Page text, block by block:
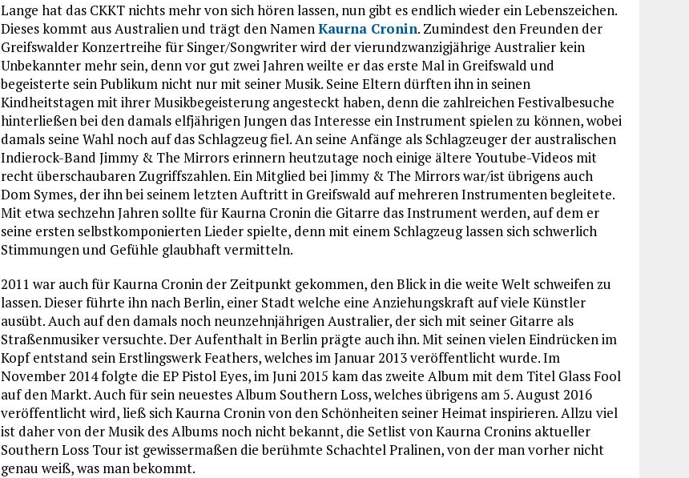
Lange hat das CKKT nichts mehr von sich hören lassen, nun gibt es endlich wieder ein Lebenszeichen.
Dieses kommt aus Australien und trägt den NamenKaurna Cronin. Zumindest den Freunden der
Greifswalder Konzertreihe für Singer/Songwriter wird der vierundzwanzigjährige Australier kein
Unbekannter mehr sein, denn vor gut zwei Jahren weilte er das erste Mal in Greifswald und
begeisterte sein Publikum nicht nur mit seiner Musik. Seine Eltern dürften ihn in seinen
Kindheitstagen mit ihrer Musikbegeisterung angesteckt haben, denn die zahlreichen Festivalbesuche
hinterließen bei den damals elfjährigen Jungen das Interesse ein Instrument spielen zu können, wobei
damals seine Wahl noch auf das Schlagzeug fiel. An seine Anfänge als Schlagzeuger der australischen
Indierock-Band Jimmy & The Mirrors erinnern heutzutage noch einige ältere Youtube-Videos mit
recht überschaubaren Zugriffszahlen. Ein Mitglied bei Jimmy & The Mirrors war/ist übrigens auch
Dom Symes, der ihn bei seinem letzten Auftritt in Greifswald auf mehreren Instrumenten begleitete.
Mit etwa sechzehn Jahren sollte für Kaurna Cronin die Gitarre das Instrument werden, auf dem er
seine ersten selbstkomponierten Lieder spielte, denn mit einem Schlagzeug lassen sich schwerlich
Stimmungen und Gefühle glaubhaft vermitteln.
2011 war auch für Kaurna Cronin der Zeitpunkt gekommen, den Blick in die weite Welt schweifen zu
lassen. Dieser führte ihn nach Berlin, einer Stadt welche eine Anziehungskraft auf viele Künstler
ausübt. Auch auf den damals noch neunzehnjährigen Australier, der sich mit seiner Gitarre als
Straßenmusiker versuchte. Der Aufenthalt in Berlin prägte auch ihn. Mit seinen vielen Eindrücken im
Kopf entstand sein Erstlingswerk Feathers, welches im Januar 2013 veröffentlicht wurde. Im
November 2014 folgte die EP Pistol Eyes, im Juni 2015 kam das zweite Album mit dem Titel Glass Fool
auf den Markt. Auch für sein neuestes Album Southern Loss, welches übrigens am 5. August 2016
veröffentlicht wird, ließ sich Kaurna Cronin von den Schönheiten seiner Heimat inspirieren. Allzu viel
ist daher von der Musik des Albums noch nicht bekannt, die Setlist von Kaurna Cronins aktueller
Southern Loss Tour ist gewissermaßen die berühmte Schachtel Pralinen, von der man vorher nicht
genau weiß, was man bekommt.